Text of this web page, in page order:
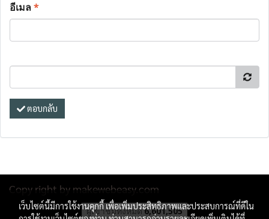
อีเมล*
ตอบกลับ
Copy right by makewebeasy.com
ผู้เข้าชมทั้งหมด 6,601,505
เว็บไซต์นี้มีการใช้งานคุกกี้ เพื่อเพิ่มประสิทธิภาพและประสบการณ์ที่ดีใน